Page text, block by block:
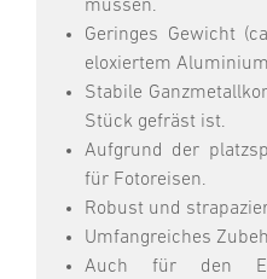
müssen.
Geringes Gewicht
eloxiertem
Stabile
Stück gefräst ist.
Aufgrund der
für Fotoreisen.
Robust und
Umfangreiches
Auch für den